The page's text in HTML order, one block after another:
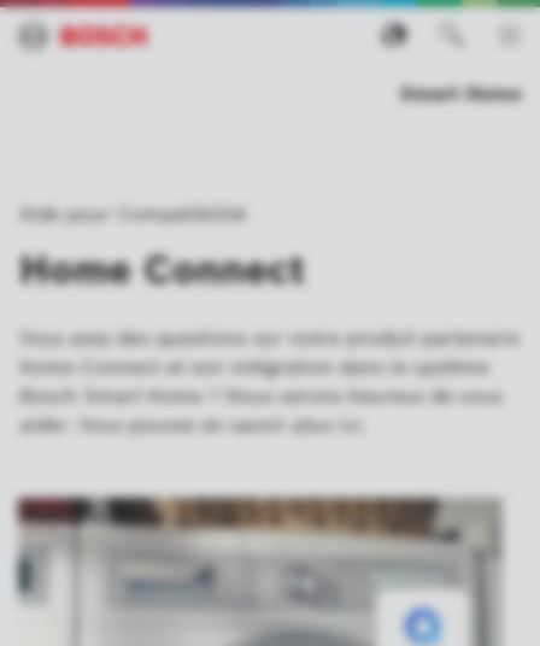
Smart Home
Aide pour Compatibilité
Home Connect
Vous avez des questions sur notre produit partenaire
Home Connect et son intégration dans le système
Bosch Smart Home ? Nous serons heureux de vous
aider. Vous pouvez en savoir plus ici.